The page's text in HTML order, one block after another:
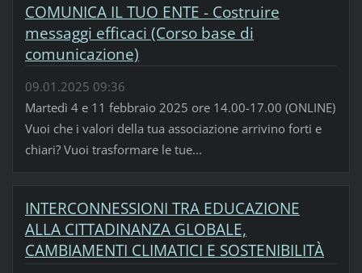
COMUNICA IL TUO ENTE - Costruire
messaggi efficaci (Corso base di
comunicazione)
09.01.2025 09:36
Martedì 4 e 11 febbraio 2025 ore 14.00-17.00 (ONLINE)
Vuoi che i valori della tua associazione arrivino forti e
chiari? Vuoi trasformare le tue...
INTERCONNESSIONI TRA EDUCAZIONE
ALLA CITTADINANZA GLOBALE,
CAMBIAMENTI CLIMATICI E SOSTENIBILITÀ